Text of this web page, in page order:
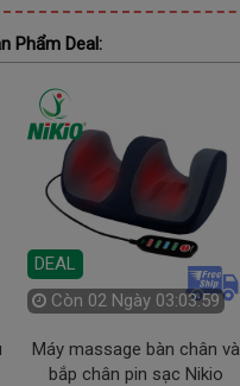
Phẩm Deal:
DEAL
Còn 02 Ngày 03:03:58
Máy massage bàn chân và
bắp chân pin sạc Nikio